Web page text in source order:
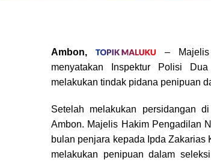
Ambon,
– Majelis
menyatakan Inspektur Polisi
melakukan tindak pidana penipuan
Setelah melakukan persidangan
Ambon. Majelis Hakim Pengadilan
bulan penjara kepada Ipda Zakarias
melakukan penipuan dalam